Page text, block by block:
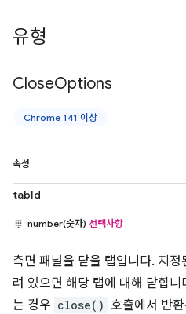
유형
CloseOptions
Chrome 141 이상
속성
tabId
number(숫자) 선택사항
측면 패널을 닫을 탭입니다. 지
려 있으면 해당 탭에 대해 닫힙
는 경우 close() 호출에서 반